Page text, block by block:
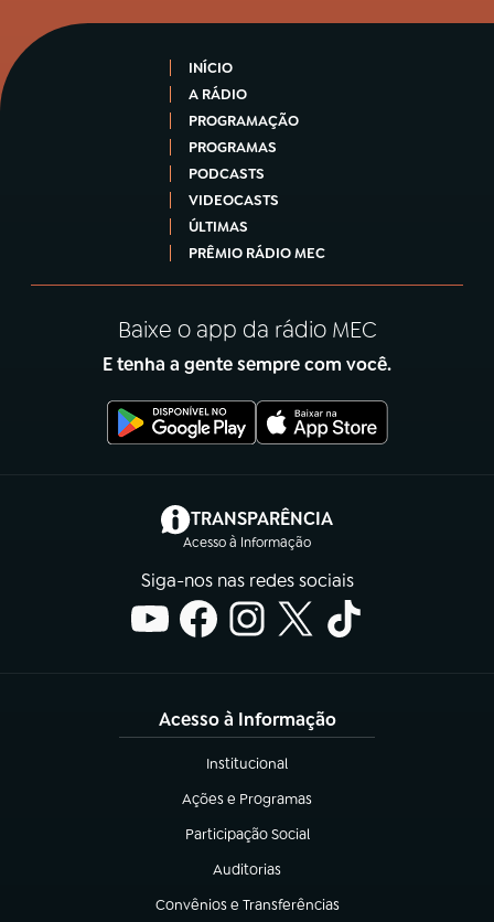
INÍCIO
A RÁDIO
PROGRAMAÇÃO
PROGRAMAS
PODCASTS
VIDEOCASTS
ÚLTIMAS
PRÊMIO RÁDIO MEC
Baixe o app da rádio MEC
E tenha a gente sempre com você.
TRANSPARÊNCIA
Acesso à Informação
(abre em nova aba)
Siga-nos nas redes sociais
Acesso à Informação
Institucional
(abre em nova aba)
Ações e Programas
(abre em nova aba)
Participação Social
(abre em nova aba)
Auditorias
(abre em nova aba)
Convênios e Transferências
(abre em nova aba)